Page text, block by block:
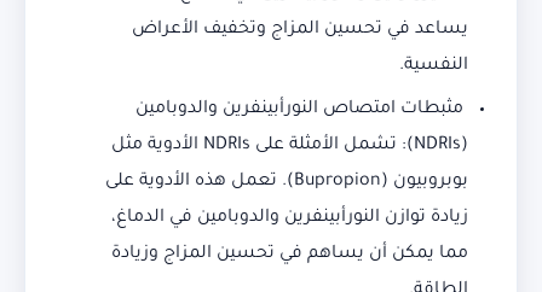
يساعد في تحسين المزاج وتخفيف الأعراض
النفسية.
مثبطات امتصاص النورأبينفرين والدوبامين
(NDRIs): تشمل الأمثلة على NDRIs الأدوية مثل
بوبروبيون (Bupropion). تعمل هذه الأدوية على
زيادة توازن النورأبينفرين والدوبامين في الدماغ،
مما يمكن أن يساهم في تحسين المزاج وزيادة